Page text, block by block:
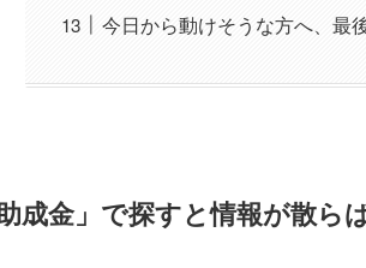
今日から動けそうな方へ、最
助成金」で探すと情報が散ら